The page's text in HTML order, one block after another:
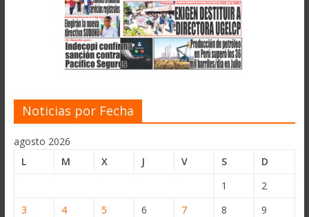
Noticias por Fecha
agosto 2026
L
M X J V S
D
1
2
3
4 5 6 7 8
9